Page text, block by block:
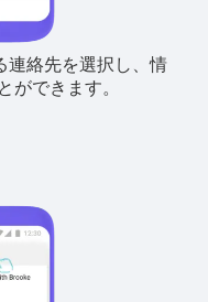
連絡先を選択し、情
ができます。